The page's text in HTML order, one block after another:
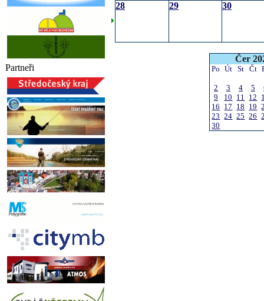
Partneři
28 29 30
Čer
Po Út St Čt
2 3 4 5
9
10 11 12
16 17 18 19
23 24 25 26
30